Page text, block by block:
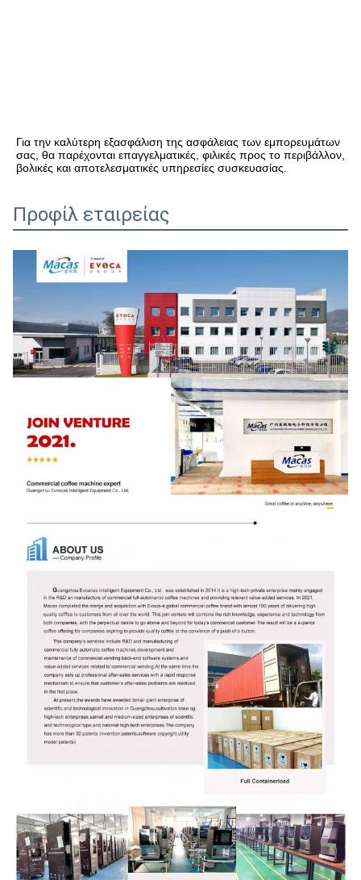
Για την καλύτερη εξασφάλιση της ασφάλειας των εμπορευμάτων
σας, θα παρέχονται επαγγελματικές, φιλικές προς το περιβάλλον,
βολικές και αποτελεσματικές υπηρεσίες συσκευασίας.
Προφίλ εταιρείας